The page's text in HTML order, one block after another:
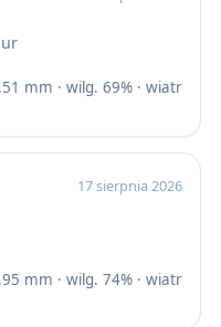
mm · wilg. 69% · wiatr
17 sierpnia 2026
mm · wilg. 74% · wiatr